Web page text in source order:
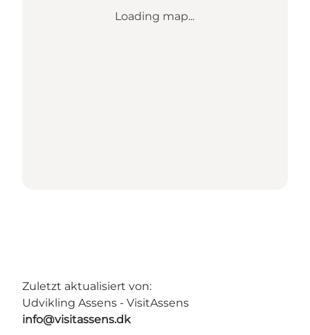
Loading map...
Zuletzt aktualisiert von:
Udvikling Assens - VisitAssens
info@visitassens.dk